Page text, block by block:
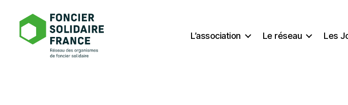
L’association Le réseau Les